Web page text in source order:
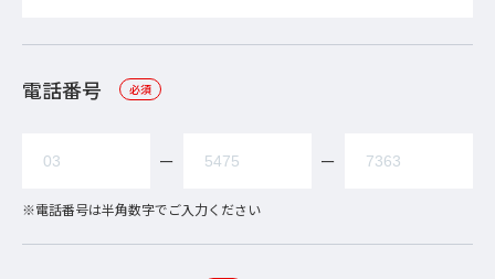
電話番号 必須
ー ー
※電話番号は半角数字でご入力ください